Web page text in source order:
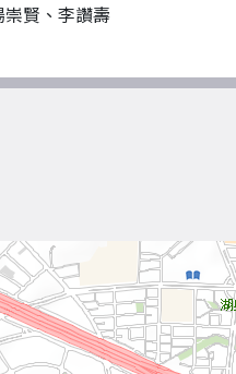
賢、李讚壽